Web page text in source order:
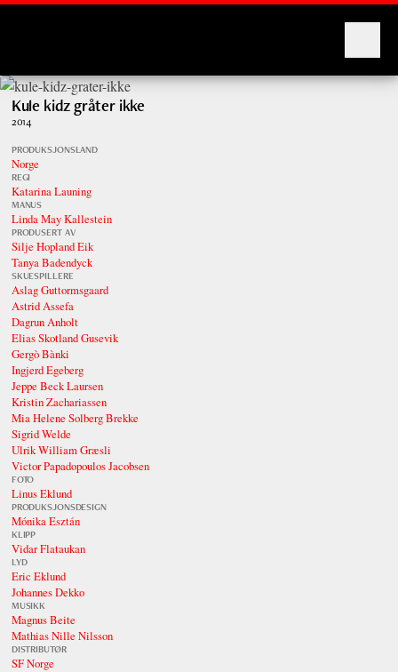
Kule kidz gråter ikke
2014
PRODUKSJONSLAND
Norge
REGI
Katarina Launing
MANUS
Linda May Kallestein
PRODUSERT AV
Silje Hopland Eik
Tanya Badendyck
SKUESPILLERE
Aslag Guttormsgaard
Astrid Assefa
Dagrun Anholt
Elias Skotland Gusevik
Gergò Bànki
Ingjerd Egeberg
Jeppe Beck Laursen
Kristin Zachariassen
Mia Helene Solberg Brekke
Sigrid Welde
Ulrik William Græsli
Victor Papadopoulos Jacobsen
FOTO
Linus Eklund
PRODUKSJONSDESIGN
Mónika Esztán
KLIPP
Vidar Flataukan
LYD
Eric Eklund
Johannes Dekko
MUSIKK
Magnus Beite
Mathias Nille Nilsson
DISTRIBUTØR
SF Norge